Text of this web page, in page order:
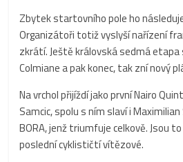
Zbytek startovního pole ho
Organizátoři totiž vyslyší nařízení
zkrátí. Ještě královská sedmá etapa
Colmiane a pak konec, tak zní nový
Na vrchol přijíždí jako první Nairo
Samcic, spolu s ním slaví i
BORA, jenž triumfuje celkově. Jsou
poslední cyklističtí vítězové.